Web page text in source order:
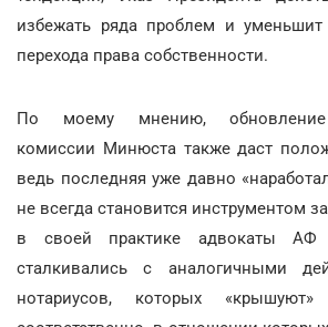
избежать ряда проблем и уменьшит
перехода права собственности.
По моему мнению, обновление
комиссии Минюста также даст
ведь последняя уже давно
не всегда становится инструментом
в своей практике адвокаты АФ
сталкивались с аналогичными
нотариусов, которых